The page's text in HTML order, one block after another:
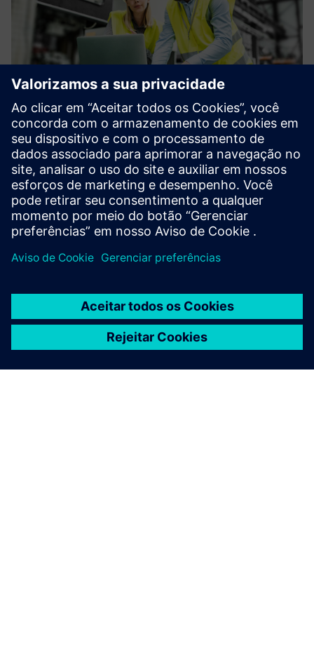
FortiGate VM
Firewall virtual de próxima geração (vNGFW) baseado em
IA para proteger dados, ativos e usuários em ambientes
físicos, virtualizados e em nuvem.
Saiba mais